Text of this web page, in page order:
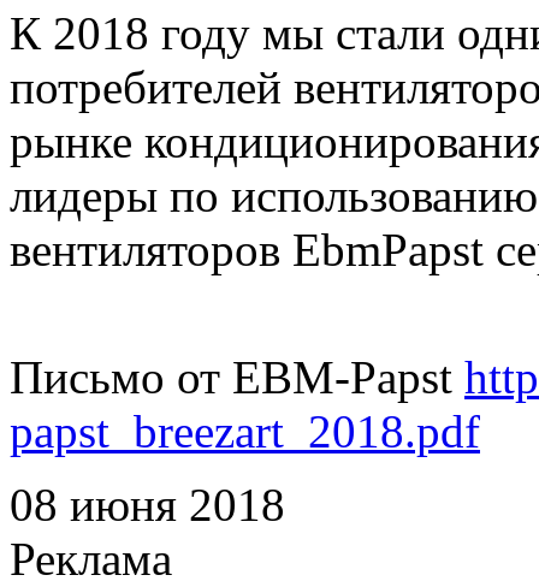
К 2018 году мы стали
потребителей
рынке
лидеры по
вентиляторов EbmPapst
Письмо от EBM-Papst
papst_breezart_2018.pdf
08 июня 2018
Реклама